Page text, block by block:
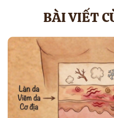
BÀI VIẾT